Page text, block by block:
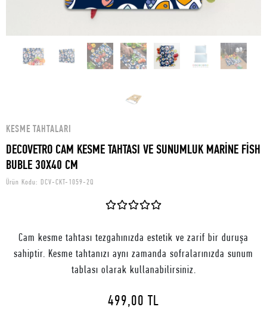
KESME TAHTALARI
DECOVETRO CAM KESME TAHTASI VE SUNUMLUK MARİNE FİSH
BUBLE 30X40 CM
Ürün Kodu: DCV-CKT-1059-2Q
Cam kesme tahtası tezgahınızda estetik ve zarif bir duruşa
sahiptir. Kesme tahtanızı aynı zamanda sofralarınızda sunum
tablası olarak kullanabilirsiniz.
499,00 TL